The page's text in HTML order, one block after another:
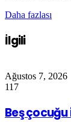
Daha fazlası
İlgili
Ağustos 7, 2026
117
Beş çocuğu